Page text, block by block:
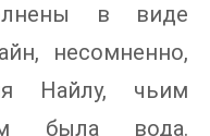
в виде
несомненно,
Найлу, чьим
была вода.